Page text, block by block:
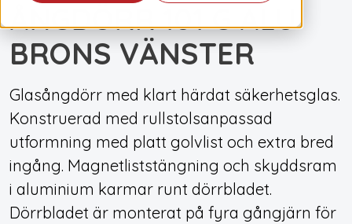
ÅNGDÖRR 101 G ALU
BRONS VÄNSTER
Glasångdörr med klart härdat säkerhetsglas.
Konstruerad med rullstolsanpassad
utformning med platt golvlist och extra bred
ingång. Magnetliststängning och skyddsram
i aluminium karmar runt dörrbladet.
Dörrbladet är monterat på fyra gångjärn för